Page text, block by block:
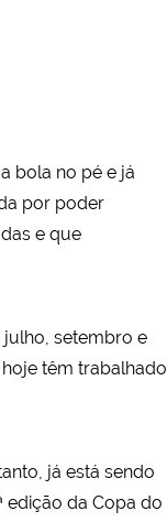
bola no pé e já
por poder
e que
julho, setembro e
têm trabalhado
já está sendo
edição da Copa do